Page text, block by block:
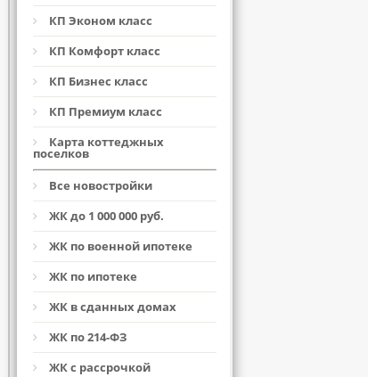
КП Эконом класс
КП Комфорт класс
КП Бизнес класс
КП Премиум класс
Карта коттеджных
поселков
Все новостройки
ЖК до 1 000 000 руб.
ЖК по военной ипотеке
ЖК по ипотеке
ЖК в сданных домах
ЖК по 214-ФЗ
ЖК с рассрочкой